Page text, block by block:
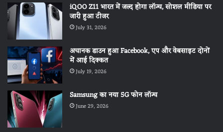
iQOO Z11 भारत में जल्द होगा लॉन्च, सोशल मीडिया पर
जारी हुआ टीजर
July 31, 2026
अचानक डाउन हुआ Facebook, एप और वेबसाइट दोनों
में आई दिक्कत
July 19, 2026
Samsung का नया 5G फोन लॉन्च
June 29, 2026